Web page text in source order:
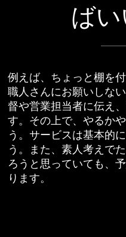
ばい
例えば、ちょっと棚を
職人さんにお願いしな
督や営業担当者に伝え
す。その上で、やるか
う。サービスは基本的
う。また、素人考えで
ろうと思っていても、
ります。